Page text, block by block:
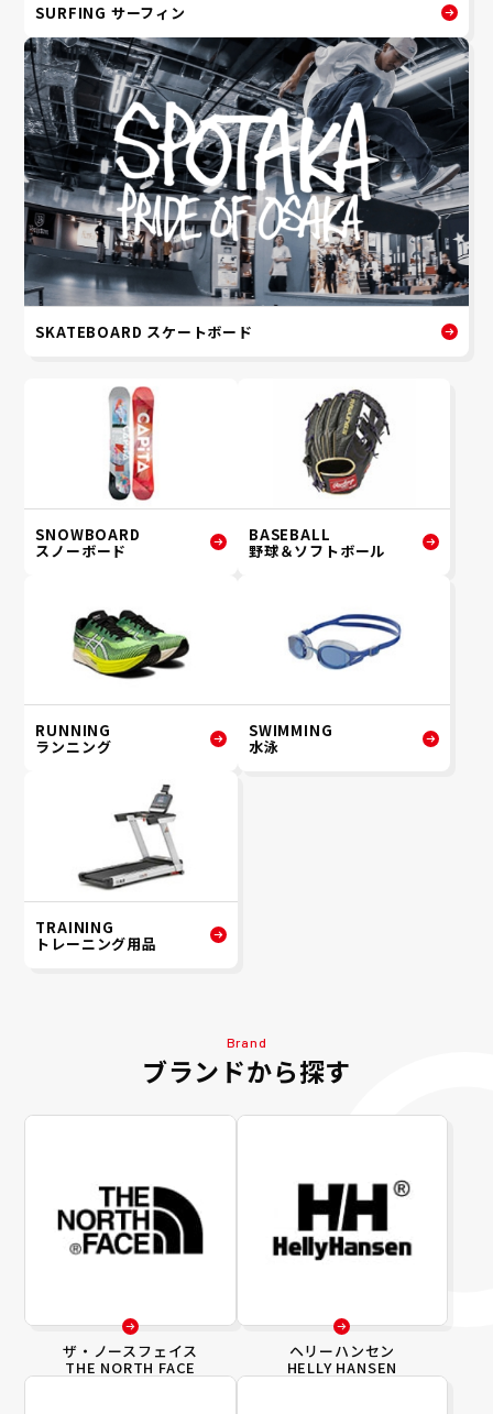
SURFING サーフィン
SKATEBOARD スケートボード
SNOWBOARD
スノーボード
BASEBALL
野球＆ソフトボール
RUNNING
ランニング
SWIMMING
水泳
TRAINING
トレーニング用品
Brand
ブランドから探す
ザ・ノースフェイス
THE NORTH FACE
ヘリーハンセン
HELLY HANSEN